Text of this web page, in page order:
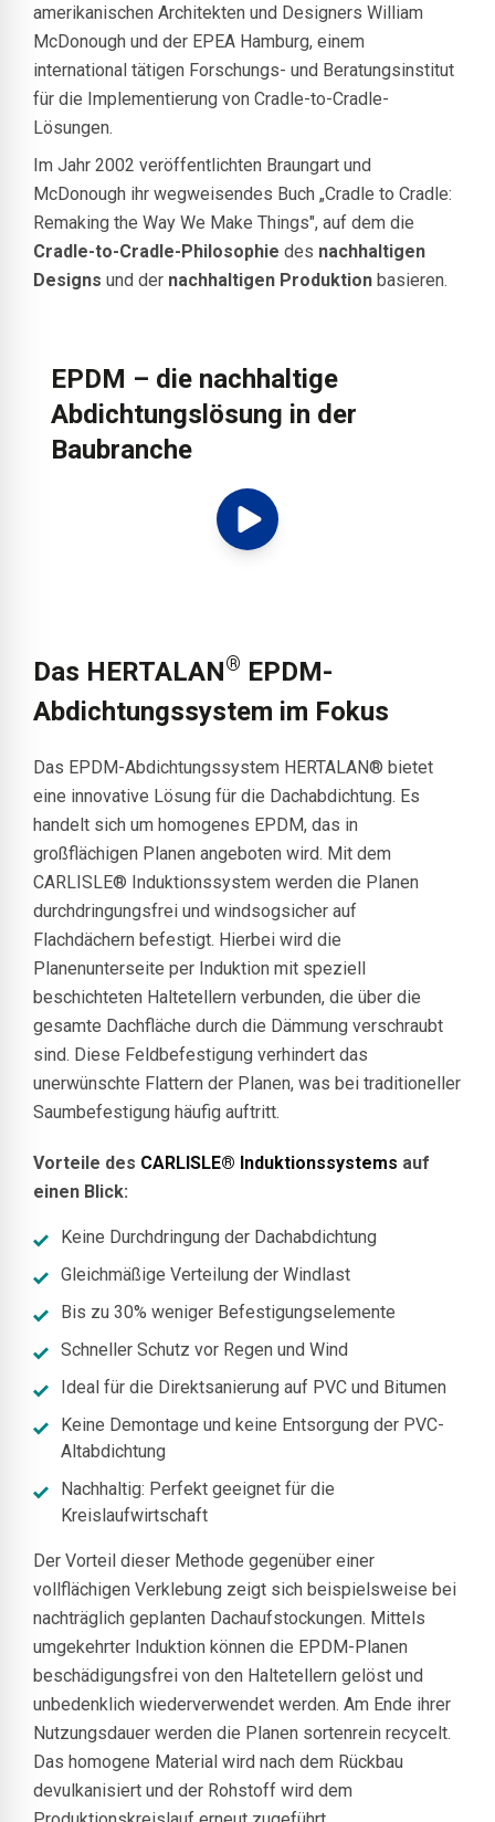
amerikanischen Architekten und Designers William
McDonough und der EPEA Hamburg, einem
international tätigen Forschungs- und Beratungsinstitut
für die Implementierung von Cradle-to-Cradle-
Lösungen.
Im Jahr 2002 veröffentlichten Braungart und
McDonough ihr wegweisendes Buch „Cradle to Cradle:
Remaking the Way We Make Things", auf dem die
Cradle-to-Cradle-Philosophie des nachhaltigen
Designs und der nachhaltigen Produktion basieren.
EPDM – die nachhaltige
Abdichtungslösung in der
Baubranche
Das HERTALAN® EPDM-
Abdichtungssystem im Fokus
Das EPDM-Abdichtungssystem HERTALAN® bietet
eine innovative Lösung für die Dachabdichtung. Es
handelt sich um homogenes EPDM, das in
großflächigen Planen angeboten wird. Mit dem
CARLISLE® Induktionssystem werden die Planen
durchdringungsfrei und windsogsicher auf
Flachdächern befestigt. Hierbei wird die
Planenunterseite per Induktion mit speziell
beschichteten Haltetellern verbunden, die über die
gesamte Dachfläche durch die Dämmung verschraubt
sind. Diese Feldbefestigung verhindert das
unerwünschte Flattern der Planen, was bei traditioneller
Saumbefestigung häufig auftritt.
Vorteile des CARLISLE® Induktionssystems auf
einen Blick:
Keine Durchdringung der Dachabdichtung
Gleichmäßige Verteilung der Windlast
Bis zu 30% weniger Befestigungselemente
Schneller Schutz vor Regen und Wind
Ideal für die Direktsanierung auf PVC und Bitumen
Keine Demontage und keine Entsorgung der PVC-
Altabdichtung
Nachhaltig: Perfekt geeignet für die
Kreislaufwirtschaft
Der Vorteil dieser Methode gegenüber einer
vollflächigen Verklebung zeigt sich beispielsweise bei
nachträglich geplanten Dachaufstockungen. Mittels
umgekehrter Induktion können die EPDM-Planen
beschädigungsfrei von den Haltetellern gelöst und
unbedenklich wiederverwendet werden. Am Ende ihrer
Nutzungsdauer werden die Planen sortenrein recycelt.
Das homogene Material wird nach dem Rückbau
devulkanisiert und der Rohstoff wird dem